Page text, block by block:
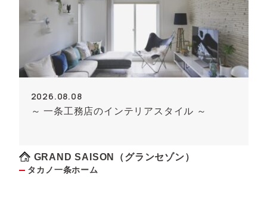
2026.08.08
～ 一条工務店のインテリアスタイル ～
GRAND SAISON（グランセゾン）
タカノ一条ホーム